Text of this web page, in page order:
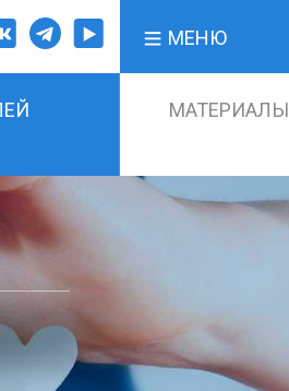
МЕНЮ
МАТЕРИАЛЫ